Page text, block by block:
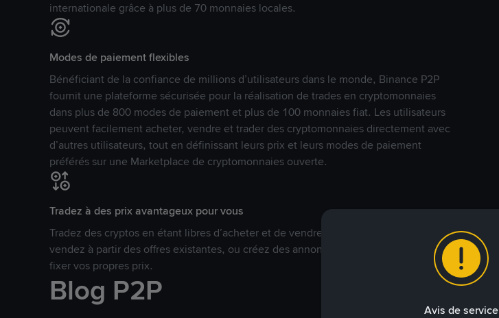
internationale grâce à plus de 70 monnaies locales.
Modes de paiement flexibles
Bénéficiant de la confiance de millions d’utilisateurs dans le monde, Binance P2P
fournit une plateforme sécurisée pour la réalisation de trades en cryptomonnaies
dans plus de 800 modes de paiement et plus de 100 monnaies fiat. Les utilisateurs
peuvent facilement acheter, vendre et trader des cryptomonnaies directement avec
d’autres utilisateurs, tout en définissant leurs prix et leurs modes de paiement
préférés sur une Marketplace de cryptomonnaies ouverte.
Tradez à des prix avantageux pour vous
Tradez des cryptos en étant libres d’acheter et de vendre à votre prix. Achetez ou
vendez à partir des offres existantes, ou créez des annonces commerciales pour
fixer vos propres prix.
Blog P2P
Avis de service